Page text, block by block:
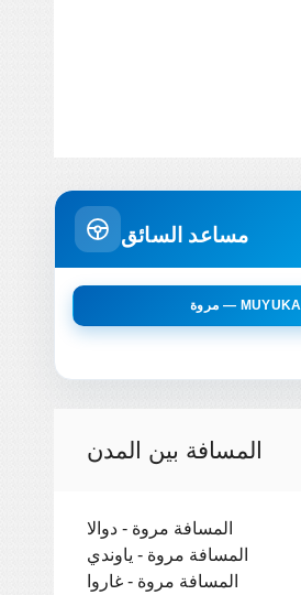
مساعد السائق
مروة — MUYUKA
المسافة بين المدن
المسافة مروة - دوالا
المسافة مروة - ياوندي
المسافة مروة - غاروا